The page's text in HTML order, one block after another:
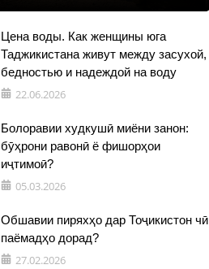
Цена воды. Как женщины юга
Таджикистана живут между засухой,
бедностью и надеждой на воду
22.06.2026
Болоравии худкушӣ миёни занон:
бӯҳрони равонӣ ё фишорҳои
иҷтимоӣ?
05.03.2026
Обшавии пиряхҳо дар Тоҷикистон чӣ
паёмадҳо дорад?
27.02.2026